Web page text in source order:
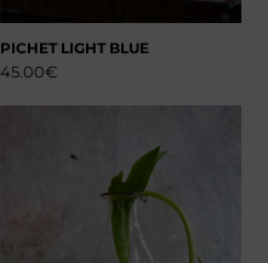
PICHET LIGHT BLUE
45.00€